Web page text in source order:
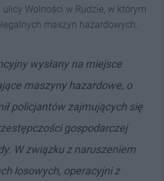
ulicy Wolności w Rudzie, w którym
maszyn hazardowych.
wysłany na miejsce
maszyny hazardowe, o
policjantów zajmujących się
gospodarczej
W związku z naruszeniem
losowych, operacyjni z